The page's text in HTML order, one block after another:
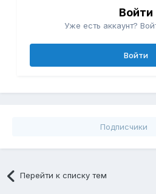
Войти
Уже есть аккаунт?
Войти
Подписчики
Перейти к списку тем